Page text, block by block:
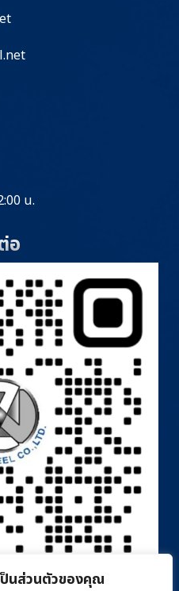
ป็นส่วนตัวของคุณ
น.
อ